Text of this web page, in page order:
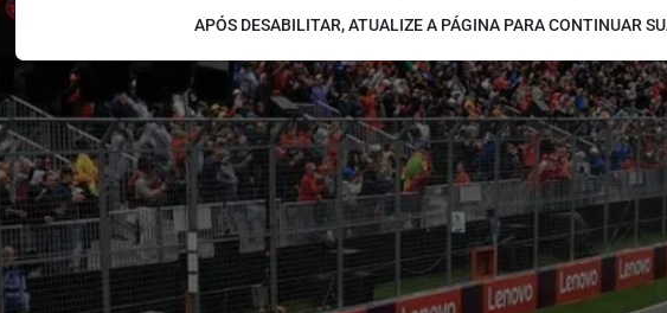
APÓS DESABILITAR, ATUALIZE A PÁGINA PARA CONTINUAR